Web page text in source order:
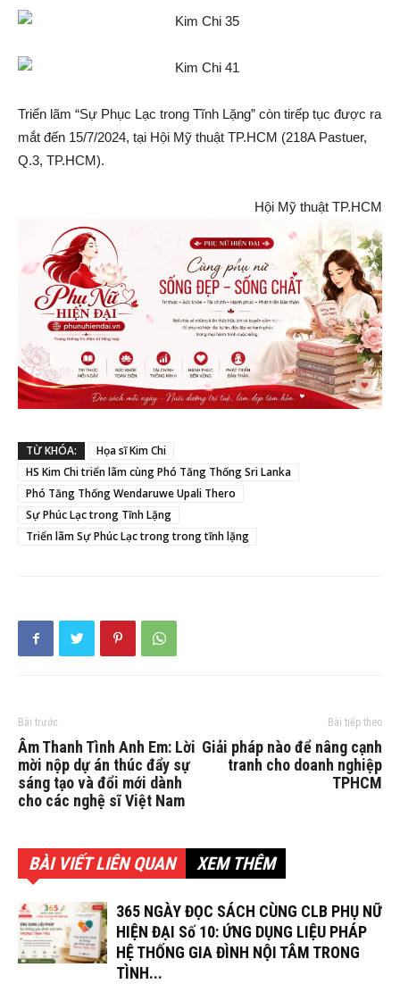
Triển lãm “Sự Phục Lạc trong Tĩnh Lặng” còn tirếp tục được ra
mắt đến 15/7/2024, tại Hội Mỹ thuật TP.HCM (218A Pastuer,
Q.3, TP.HCM).
Hội Mỹ thuật TP.HCM
TỪ KHÓA:
Họa sĩ Kim Chi
HS Kim Chi triển lãm cùng Phó Tăng Thống Sri Lanka
Phó Tăng Thống Wendaruwe Upali Thero
Sự Phúc Lạc trong Tĩnh Lặng
Triển lãm Sự Phúc Lạc trong trong tĩnh lặng
Bài trước
Âm Thanh Tình Anh Em: Lời
mời nộp dự án thúc đẩy sự
sáng tạo và đổi mới dành
cho các nghệ sĩ Việt Nam
Bài tiếp theo
Giải pháp nào để nâng cạnh
tranh cho doanh nghiệp
TPHCM
BÀI VIẾT LIÊN QUAN XEM THÊM
365 NGÀY ĐỌC SÁCH CÙNG CLB PHỤ NỮ
HIỆN ĐẠI Số 10: ỨNG DỤNG LIỆU PHÁP
HỆ THỐNG GIA ĐÌNH NỘI TÂM TRONG
TÌNH...